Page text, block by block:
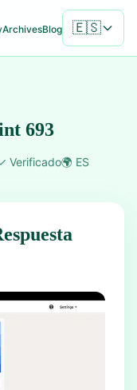
ArchivesBlog 🇪🇸
693
Verificado🌍 ES